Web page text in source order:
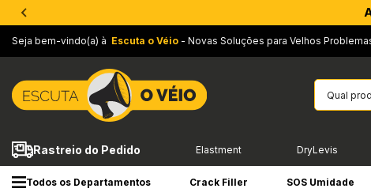
Seja bem-vindo(a) à Escuta o Véio - Novas Soluções para Velhos
Rastreio do Pedido Elastment DryLevis
Todos os Departamentos Crack Filler SOS Umidade